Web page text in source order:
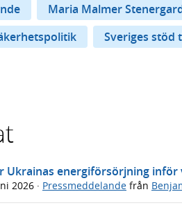
Maria Malmer
Sveriges stöd
Ukrainas energiförsörjning inför
2026 · Pressmeddelande från